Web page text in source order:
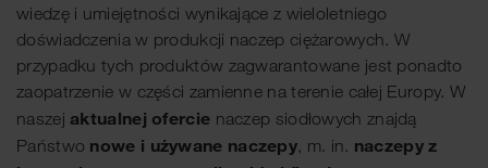
wiedzę i umiejętności wynikające z wieloletniego
doświadczenia w produkcji naczep ciężarowych. W
przypadku tych produktów zagwarantowane jest ponadto
zaopatrzenie w części zamienne na terenie całej Europy. W
naszej aktualnej ofercie naczep siodłowych znajdą
Państwo nowe i używane naczepy, m. in. naczepy z